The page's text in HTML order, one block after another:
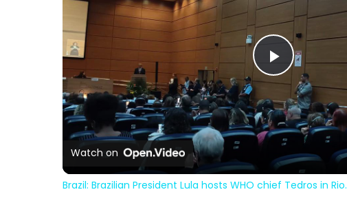
Play
Video
Watch on
Brazil: Brazilian President Lula hosts WHO chief Tedros in Rio.